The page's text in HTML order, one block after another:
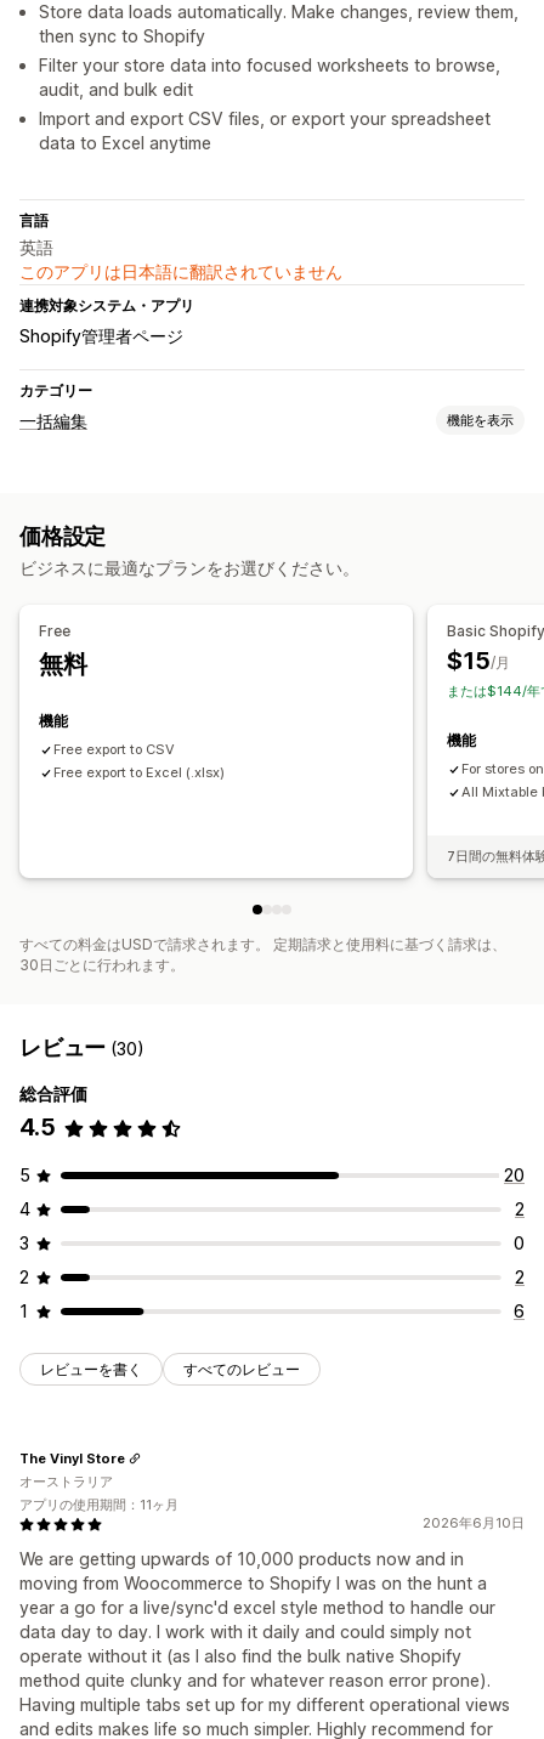
Store data loads automatically. Make changes, review them,
then sync to Shopify
Filter your store data into focused worksheets to browse,
audit, and bulk edit
Import and export CSV files, or export your spreadsheet
data to Excel anytime
言語
英語
このアプリは日本語に翻訳されていません
連携対象システム・アプリ
Shopify管理者ページ
カテゴリー
一括編集 機能を表示
説明 在庫
CSVのインポートとエクスポート
データ同期
バックアップ
価格設定
ビジネスに最適なプランをお選びください。
Free
無料
機能
Free export to CSV
Free export to Excel (.xlsx)
Basic
$15/月
または$144/
機能
For stores
All Mixtable
7日間の無料体
すべての料金はUSDで請求されます。 定期請求と使用料に基づく請求は、
30日ごとに行われます。
レビュー (30)
総合評価
4.5
5
20
4
2
3
0
2
2
1
6
レビューを書く すべてのレビュー
2026年6月10日
We are getting upwards of 10,000 products now and in
moving from Woocommerce to Shopify I was on the hunt a
year a go for a live/sync'd excel style method to handle our
data day to day. I work with it daily and could simply not
operate without it (as I also find the bulk native Shopify
method quite clunky and for whatever reason error prone).
Having multiple tabs set up for my different operational views
and edits makes life so much simpler. Highly recommend for
The Vinyl Store
オーストラリア
アプリの使用期間：11ヶ月